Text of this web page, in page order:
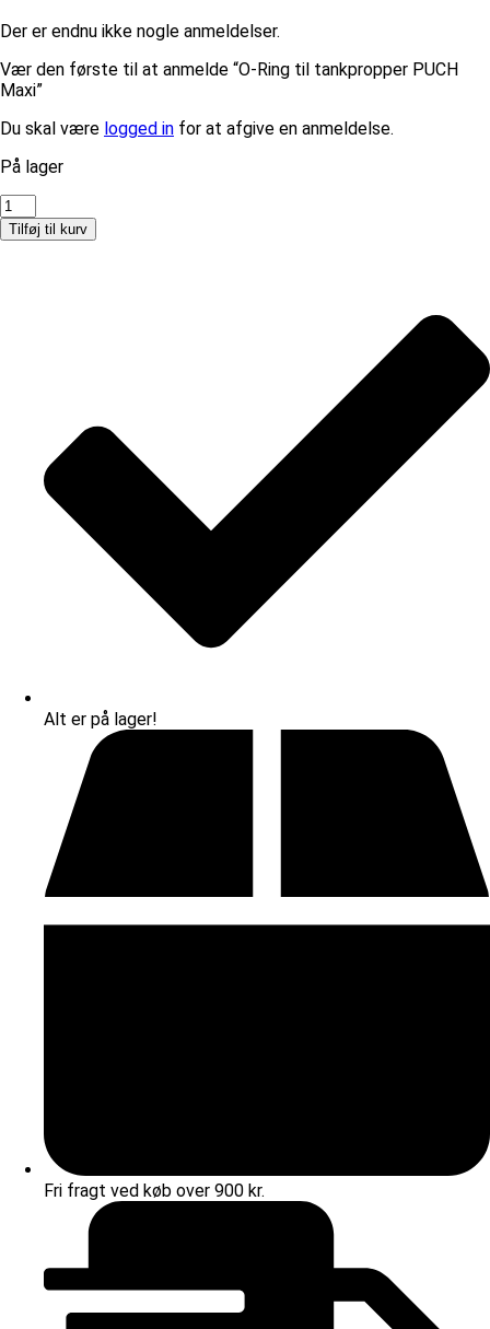
Der er endnu ikke nogle anmeldelser.
Vær den første til at anmelde “O-Ring til tankpropper PUCH
Maxi”
Du skal være logged in for at afgive en anmeldelse.
På lager
O-
Ring
til
Tilføj til kurv
Alt er på lager!
Fri fragt ved køb over 900 kr.